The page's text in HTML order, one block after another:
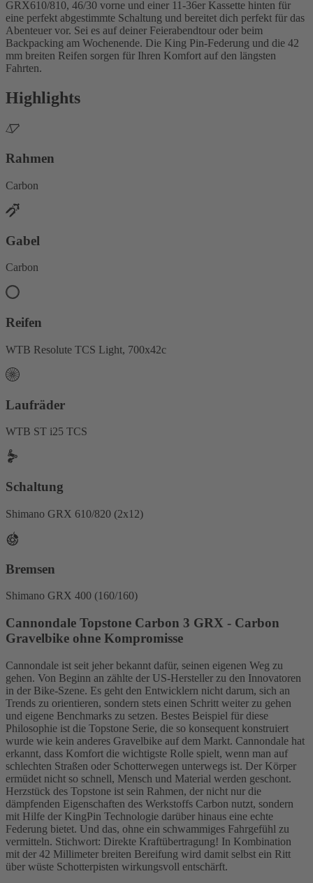
GRX610/810, 46/30 vorne und einer 11-36er Kassette hinten für
eine perfekt abgestimmte Schaltung und bereitet dich perfekt für das
Abenteuer vor. Sei es auf deiner Feierabendtour oder beim
Backpacking am Wochenende. Die King Pin-Federung und die 42
mm breiten Reifen sorgen für Ihren Komfort auf den längsten
Fahrten.
Highlights
Rahmen
Carbon
Gabel
Carbon
Reifen
WTB Resolute TCS Light, 700x42c
Laufräder
WTB ST i25 TCS
Schaltung
Shimano GRX 610/820 (2x12)
Bremsen
Shimano GRX 400 (160/160)
Cannondale Topstone Carbon 3 GRX - Carbon
Gravelbike ohne Kompromisse
Cannondale ist seit jeher bekannt dafür, seinen eigenen Weg zu
gehen. Von Beginn an zählte der US-Hersteller zu den Innovatoren
in der Bike-Szene. Es geht den Entwicklern nicht darum, sich an
Trends zu orientieren, sondern stets einen Schritt weiter zu gehen
und eigene Benchmarks zu setzen. Bestes Beispiel für diese
Philosophie ist die Topstone Serie, die so konsequent konstruiert
wurde wie kein anderes Gravelbike auf dem Markt. Cannondale hat
erkannt, dass Komfort die wichtigste Rolle spielt, wenn man auf
schlechten Straßen oder Schotterwegen unterwegs ist. Der Körper
ermüdet nicht so schnell, Mensch und Material werden geschont.
Herzstück des Topstone ist sein Rahmen, der nicht nur die
dämpfenden Eigenschaften des Werkstoffs Carbon nutzt, sondern
mit Hilfe der KingPin Technologie darüber hinaus eine echte
Federung bietet. Und das, ohne ein schwammiges Fahrgefühl zu
vermitteln. Stichwort: Direkte Kraftübertragung! In Kombination
mit der 42 Millimeter breiten Bereifung wird damit selbst ein Ritt
über wüste Schotterpisten wirkungsvoll entschärft.